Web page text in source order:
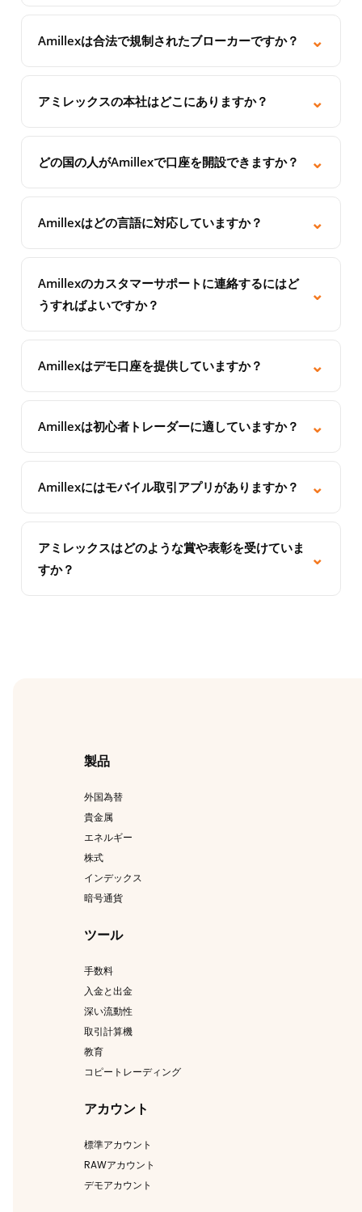
Amillexは合法で規制されたブローカーですか？ ⌄
運営しています。Amillex Australia Pty Ltd（AFSL
Amillex Global LLC（No. 4421 LLC 2026、セントビ
れています。.
アミレックスの本社はどこにありますか？ ⌄
ヌ、サイバーシティ40、シリコンアベニュー、ザ・
およびAmillex Global LLCの名義で、複数の法域に
どの国の人がAmillexで口座を開設できますか？ ⌄
ています。ただし、米国、オーストラリア（Amillex
ャンマー、カナダ、ロシア、イスラエル、および国
際制裁の対象となっている管轄区域の居住者にはサ
でお問い合わせください。.
Amillexはどの言語に対応していますか？ ⌄
(繁體中文)、簡体字中国語 (简体中文)、ドイツ語
(Deutsch)、フランス語 (Français)、韓国語 (한국
イブチャットと電子メールを通じて多言語サポート
Amillexのカスタマーサポートに連絡するにはど
うすればよいですか？
⌄
ブチャット、または「お問い合わせ」ページからの
Twitter（X）、TikTok、YouTubeの公式ソーシャル
Amillexはデモ口座を提供していますか？ ⌄
無料デモ口座を提供しています。デモ口座では、リ
金を入金する前に戦略を練習したり、プラットフォ
Amillexは初心者トレーダーに適していますか？ ⌄
で、あらゆるレベルのトレーダー向けに設計されて
経験豊富な戦略プロバイダーの戦略を自動的にフォ
ローできるコピートレード機能をご利用いただけま
Amillexにはモバイル取引アプリがありますか？ ⌄
リは、iOS（App Store）とAndroid（Google Play）
の両方で無料で利用できます。これらのアプリは、
アミレックスはどのような賞や表彰を受けていま
すか？
⌄
製品
外国為替
貴金属
エネルギー
株式
インデックス
暗号通貨
ツール
手数料
入金と出金
深い流動性
取引計算機
教育
コピートレーディング
アカウント
標準アカウント
RAWアカウント
デモアカウント